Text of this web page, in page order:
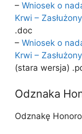
– Wniosek o
Krwi –
.doc
– Wniosek o
Krwi –
(stara wersja)
Odznaka
Odznakę